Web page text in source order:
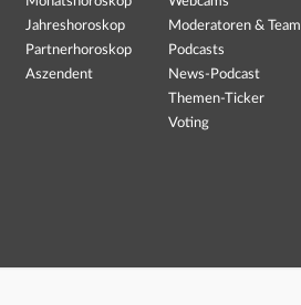
Jahreshoroskop
Partnerhoroskop
Aszendent
Moderatoren & Team
Podcasts
News-Podcast
Themen-Ticker
Voting